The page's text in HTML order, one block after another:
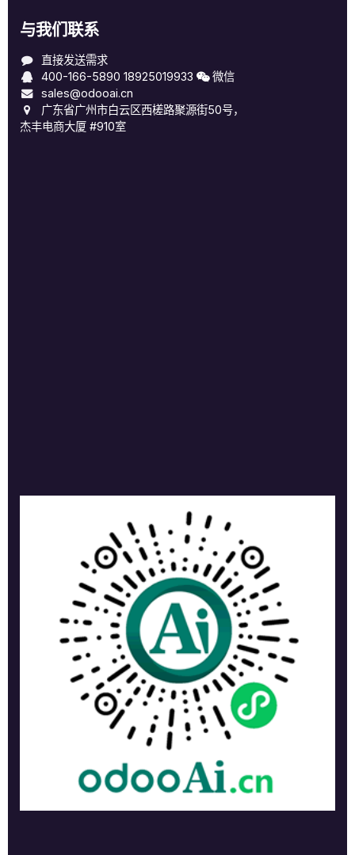
与我们联系
直接发送需求
400-166-5890 18925019933
微信
sales@odooai.cn
广东省广州市白云区西槎路聚源街50号，
杰丰电商大厦 #910室